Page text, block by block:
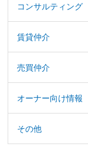
コンサルティング
賃貸仲介
売買仲介
オーナー向け情報
その他